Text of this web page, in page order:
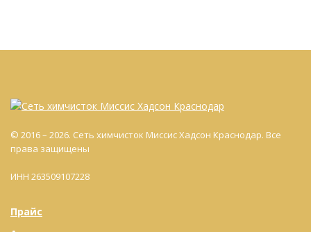
© 2016 – 2026. Сеть химчисток Миссис Хадсон Краснодар. Все
права защищены
ИНН 263509107228
Прайс